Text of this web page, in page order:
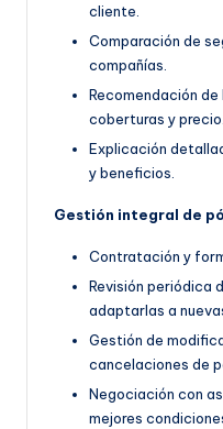
cliente.
Comparación de
compañías.
Recomendación
coberturas y precio.
Explicación
y beneficios.
Gestión integral de
Contratación y
Revisión periódica
adaptarlas a
Gestión de
cancelaciones de
Negociación con
mejores